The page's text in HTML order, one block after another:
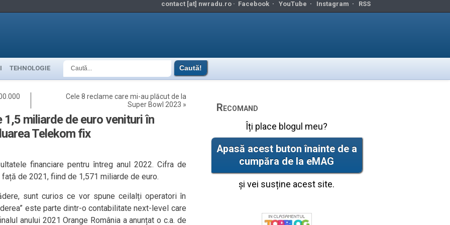
contact [at] nwradu.ro · Facebook· YouTube · Instagram · RSS
TEHNOLOGIE
Cele 8 reclame care mi-au plăcut de la
Super Bowl 2023 »
1,5 miliarde de euro venituri în
Telekom fix
financiare pentru întreg anul 2022. Cifra de
de 2021, fiind de 1,571 miliarde de euro.
sunt curios ce vor spune ceilalți operatori în
este parte dintr-o contabilitate next-level care
anului 2021 Orange România a anunțat o c.a. de
Recomand
Îți place blogul meu?
Apasă acest buton înainte de a
cumpăra de la eMAG
și vei susține acest site.